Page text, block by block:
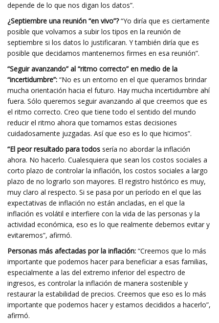
depende de lo que nos digan los datos”.
¿Septiembre una reunión “en vivo”?“Yo diría que es ciertamente
posible que volvamos a subir los tipos en la reunión de
septiembre si los datos lo justificaran. Y también diría que es
posible que decidamos mantenernos firmes en esa reunión”.
“Seguir avanzando” al “ritmo correcto” en medio de la
“incertidumbre”: “No es un entorno en el que queramos brindar
mucha orientación hacia el futuro. Hay mucha incertidumbre ahí
fuera. Sólo queremos seguir avanzando al que creemos que es
el ritmo correcto. Creo que tiene todo el sentido del mundo
reducir el ritmo ahora que tomamos estas decisiones
cuidadosamente juzgadas. Así que eso es lo que hicimos”.
“El peor resultado para todos sería no abordar la inflación
ahora. No hacerlo. Cualesquiera que sean los costos sociales a
corto plazo de controlar la inflación, los costos sociales a largo
plazo de no lograrlo son mayores. El registro histórico es muy,
muy claro al respecto. Si se pasa por un período en el que las
expectativas de inflación no están ancladas, en el que la
inflación es volátil e interfiere con la vida de las personas y la
actividad económica, eso es lo que realmente debemos evitar y
evitaremos”, afirmó.
Personas más afectadas por la inflación: “Creemos que lo más
importante que podemos hacer para beneficiar a esas familias,
especialmente a las del extremo inferior del espectro de
ingresos, es controlar la inflación de manera sostenible y
restaurar la estabilidad de precios. Creemos que eso es lo más
importante que podemos hacer y estamos decididos a hacerlo”,
afirmó.